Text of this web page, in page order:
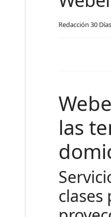
Redacción 30 Días
las
clases